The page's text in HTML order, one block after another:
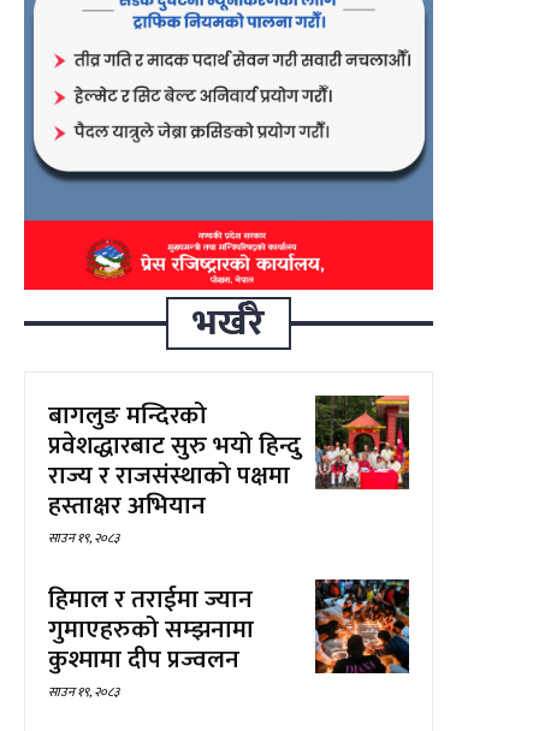
भर्खरै
बागलुङ मन्दिरको
प्रवेशद्धारबाट सुरु भयो हिन्दु
राज्य र राजसंस्थाको पक्षमा
हस्ताक्षर अभियान
साउन १९, २०८३
हिमाल र तराईमा ज्यान
गुमाएहरुको सम्झनामा
कुश्मामा दीप प्रज्वलन
साउन १९, २०८३